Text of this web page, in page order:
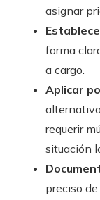
asignar
forma
a cargo.
Aplicar
requerir
situación
preciso